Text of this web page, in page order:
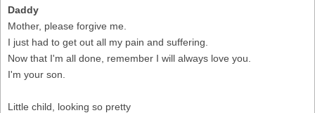
Daddy
Mother, please forgive me.
I just had to get out all my pain and suffering.
Now that I'm all done, remember I will always love you.
I'm your son.
Little child, looking so pretty